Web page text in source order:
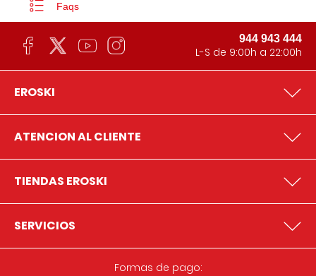
Faqs
944 943 444
L-S de 9:00h a 22:00h
EROSKI
ATENCION AL CLIENTE
TIENDAS EROSKI
SERVICIOS
Formas de pago: